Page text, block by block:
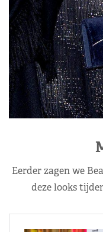
Eerder zagen we
deze looks